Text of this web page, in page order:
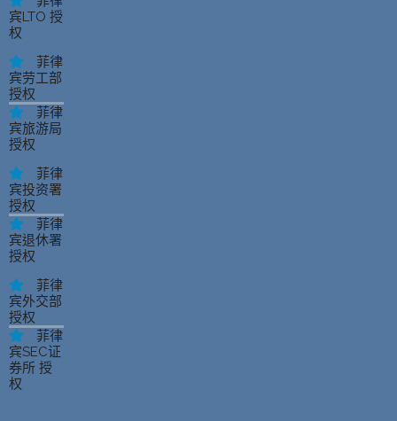
宾LTO 授
权
菲律
宾劳工部
授权
菲律
宾旅游局
授权
菲律
宾投资署
授权
菲律
宾退休署
授权
菲律
宾外交部
授权
菲律
宾SEC证
券所 授
权